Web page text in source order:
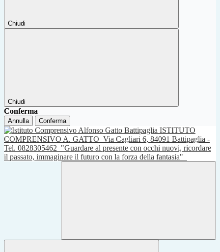
Chiudi
Chiudi
Conferma
Annulla Conferma
ISTITUTO
COMPRENSIVO A. GATTO Via Cagliari 6, 84091 Battipaglia -
Tel. 0828305462 "Guardare al presente con occhi nuovi, ricordare
il passato, immaginare il futuro con la forza della fantasia"